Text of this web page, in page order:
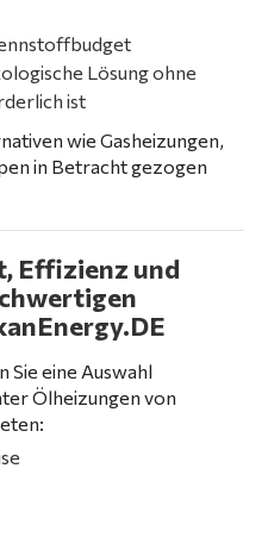
Lösung ohne
ist
wie Gasheizungen,
in Betracht gezogen
Effizienz und
Sie eine Auswahl
Ölheizungen von